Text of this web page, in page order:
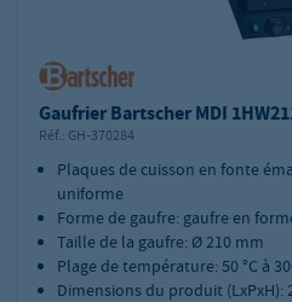
Gaufrier Bartscher MDI
Réf.: GH-370284
Plaques de cuisson en fonte
uniforme
Forme de gaufre: gaufre en
Taille de la gaufre: Ø 210 mm
Plage de température: 50 °C à
Dimensions du produit (LxPxH):